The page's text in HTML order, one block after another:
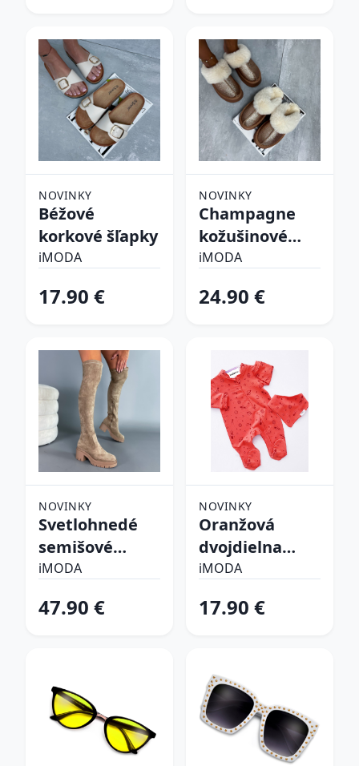
NOVINKY
Béžové
korkové šľapky
iMODA
17.90 €
NOVINKY
Champagne
kožušinové
šľapky
iMODA
24.90 €
NOVINKY
Svetlohnedé
semišové
vysoké čižmy
iMODA
47.90 €
NOVINKY
Oranžová
dvojdielna
bavlnená
iMODA
17.90 €